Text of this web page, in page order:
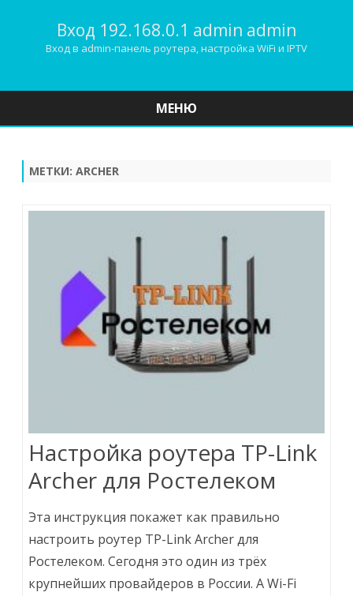
Вход 192.168.0.1 admin admin
Вход в admin-панель роутера, настройка WiFi и IPTV
МЕНЮ
МЕТКИ: ARCHER
Настройка роутера TP-Link
Archer для Ростелеком
Эта инструкция покажет как правильно
настроить роутер TP-Link Archer для
Ростелеком. Сегодня это один из трёх
крупнейших провайдеров в России. А Wi-Fi